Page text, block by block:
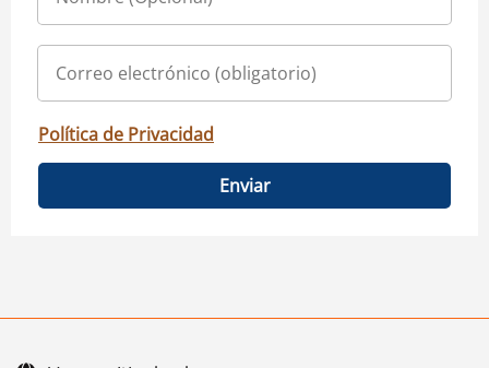
Política de Privacidad
Enviar